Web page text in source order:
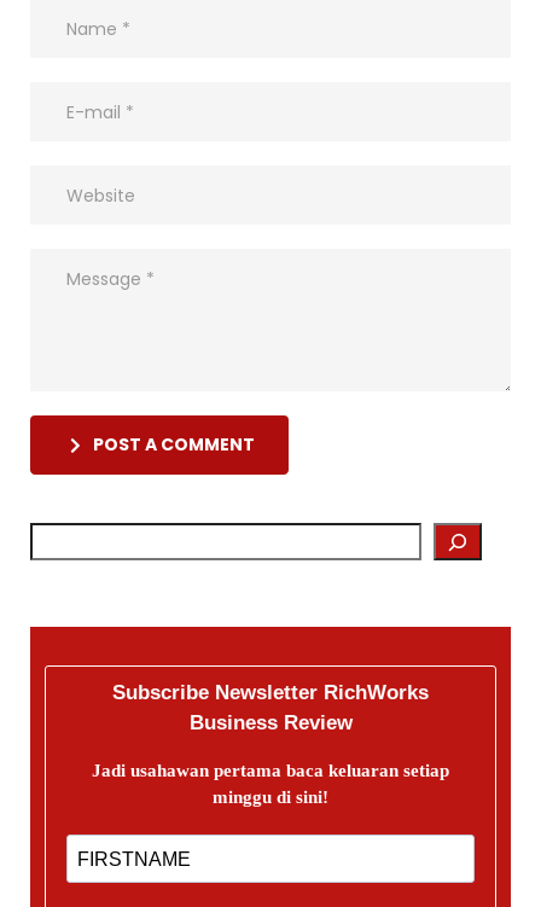
POST A COMMENT
Subscribe Newsletter RichWorks
Business Review
Jadi usahawan pertama baca keluaran setiap
minggu di sini!